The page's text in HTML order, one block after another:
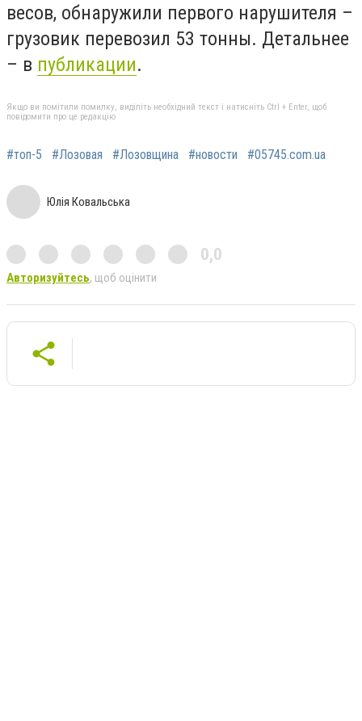
весов, обнаружили первого нарушителя –
грузовик перевозил 53 тонны. Детальнее
– в публикации.
Якщо ви помітили помилку, виділіть необхідний текст і натисніть Ctrl + Enter, щоб
повідомити про це редакцію
#топ-5 #Лозовая #Лозовщина #новости #05745.com.ua
Юлія Ковальська
0,0
Авторизуйтесь, щоб оцінити